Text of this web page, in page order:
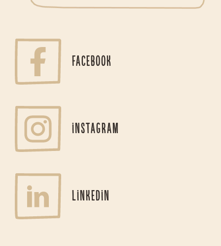
facebook
instagram
linkedin